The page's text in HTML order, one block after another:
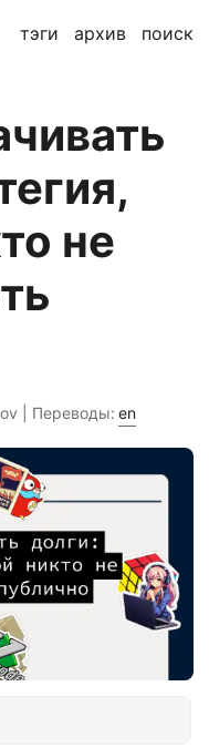
тэги архив поиск
не
| Переводы: en